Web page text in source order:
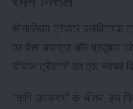
सोनालिका ट्रैक्टर इलेक्ट्रिक
का पैसा बचाएगा और प्रदूषण
डीजल ट्रैक्टरों का एक स्वच्छ
“कृषि उपकरणों के भीतर, हम